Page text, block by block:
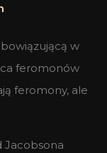
w
feromonów
feromony, ale
Jacobsona